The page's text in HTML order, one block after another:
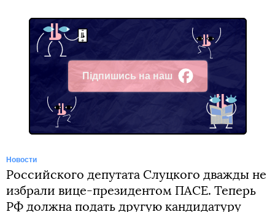
Підпишись на наш
Facebook
Новости
Российского депутата Слуцкого дважды не
избрали вице-президентом ПАСЕ. Теперь
РФ должна подать другую кандидатуру